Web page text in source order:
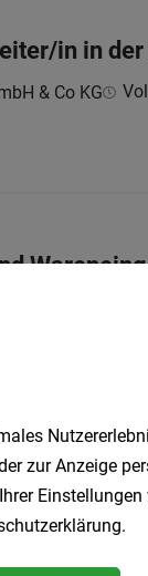
in in
& Co KG
Lab
Teilzeit |
d)
zur Anzeige
.